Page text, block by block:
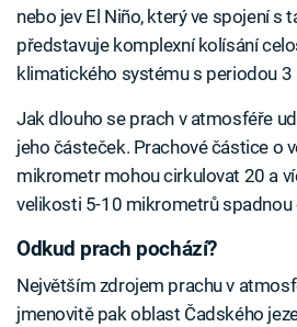
nebo jev El Niño, který ve spojení s
představuje komplexní kolísání
klimatického systému s periodou 3
Jak dlouho se prach v atmosféře
jeho částeček. Prachové částice o
mikrometr mohou cirkulovat 20 a
velikosti 5-10 mikrometrů spadnou
Odkud prach pochází?
Největším zdrojem prachu v
jmenovitě pak oblast Čadského